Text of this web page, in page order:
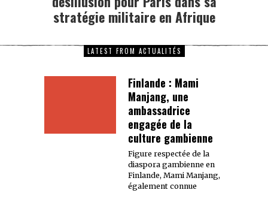
stratégie militaire en Afrique
LATEST FROM ACTUALITÉS
Finlande : Mami
Manjang, une
ambassadrice
engagée de la
culture gambienne
Figure respectée de la
diaspora gambienne en
Finlande, Mami Manjang,
également connue